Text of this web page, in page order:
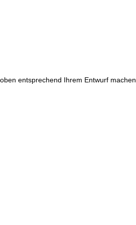
entsprechend Ihrem Entwurf machen.